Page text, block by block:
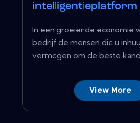
intelligentieplatform
In een groeiende economie
bedrijf de mensen die u
vermogen om de beste
View More